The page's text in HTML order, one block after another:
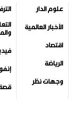
علوم الدار
الأخبار العالمية
اقتصاد
الرياضة
وجهات نظر